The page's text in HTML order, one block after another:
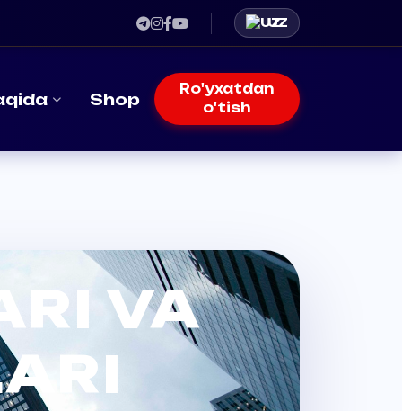
UZ
Shop
Ro'yxatdan
o'tish
VA